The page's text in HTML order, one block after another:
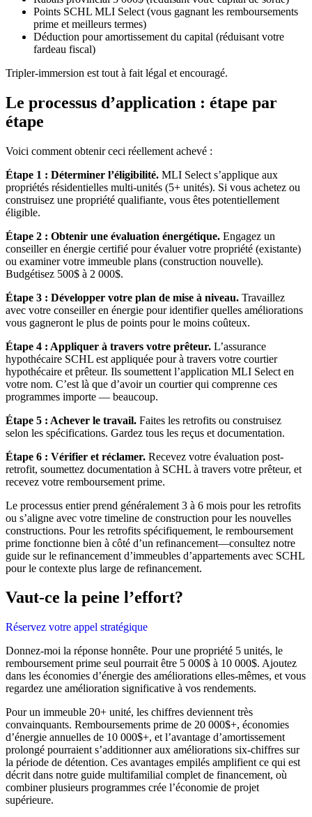
Points SCHL MLI Select (vous gagnant les remboursements
prime et meilleurs termes)
Déduction pour amortissement du capital (réduisant votre
fardeau fiscal)
Tripler-immersion est tout à fait légal et encouragé.
Le processus d’application : étape par
étape
Voici comment obtenir ceci réellement achevé :
Étape 1 : Déterminer l’éligibilité. MLI Select s’applique aux
propriétés résidentielles multi-unités (5+ unités). Si vous achetez ou
construisez une propriété qualifiante, vous êtes potentiellement
éligible.
Étape 2 : Obtenir une évaluation énergétique. Engagez un
conseiller en énergie certifié pour évaluer votre propriété (existante)
ou examiner votre immeuble plans (construction nouvelle).
Budgétisez 500$ à 2 000$.
Étape 3 : Développer votre plan de mise à niveau. Travaillez
avec votre conseiller en énergie pour identifier quelles améliorations
vous gagneront le plus de points pour le moins coûteux.
Étape 4 : Appliquer à travers votre prêteur. L’assurance
hypothécaire SCHL est appliquée pour à travers votre courtier
hypothécaire et prêteur. Ils soumettent l’application MLI Select en
votre nom. C’est là que d’avoir un courtier qui comprenne ces
programmes importe — beaucoup.
Étape 5 : Achever le travail. Faites les retrofits ou construisez
selon les spécifications. Gardez tous les reçus et documentation.
Étape 6 : Vérifier et réclamer. Recevez votre évaluation post-
retrofit, soumettez documentation à SCHL à travers votre prêteur, et
recevez votre remboursement prime.
Le processus entier prend généralement 3 à 6 mois pour les retrofits
ou s’aligne avec votre timeline de construction pour les nouvelles
constructions. Pour les retrofits spécifiquement, le remboursement
prime fonctionne bien à côté d’un refinancement—consultez notre
guide sur le refinancement d’immeubles d’appartements avec SCHL
pour le contexte plus large de refinancement.
Vaut-ce la peine l’effort?
Réservez votre appel stratégique
Donnez-moi la réponse honnête. Pour une propriété 5 unités, le
remboursement prime seul pourrait être 5 000$ à 10 000$. Ajoutez
dans les économies d’énergie des améliorations elles-mêmes, et vous
regardez une amélioration significative à vos rendements.
Pour un immeuble 20+ unité, les chiffres deviennent très
convainquants. Remboursements prime de 20 000$+, économies
d’énergie annuelles de 10 000$+, et l’avantage d’amortissement
prolongé pourraient s’additionner aux améliorations six-chiffres sur
la période de détention. Ces avantages empilés amplifient ce qui est
décrit dans notre guide multifamilial complet de financement, où
combiner plusieurs programmes crée l’économie de projet
supérieure.